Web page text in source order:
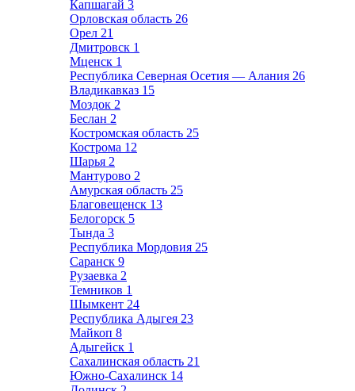
Капшагай 3
Орловская область 26
Орел 21
Дмитровск 1
Мценск 1
Республика Северная Осетия — Алания 26
Владикавказ 15
Моздок 2
Беслан 2
Костромская область 25
Кострома 12
Шарья 2
Мантурово 2
Амурская область 25
Благовещенск 13
Белогорск 5
Тында 3
Республика Мордовия 25
Саранск 9
Рузаевка 2
Темников 1
Шымкент 24
Республика Адыгея 23
Майкоп 8
Адыгейск 1
Сахалинская область 21
Южно-Сахалинск 14